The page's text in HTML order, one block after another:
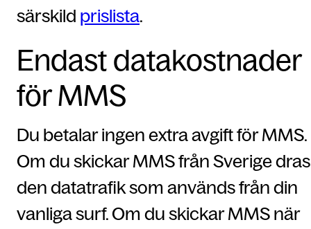
särskild prislista.
Endast datakostnader
för MMS
Du betalar ingen extra avgift för MMS.
Om du skickar MMS från Sverige dras
den datatrafik som används från din
vanliga surf. Om du skickar MMS när